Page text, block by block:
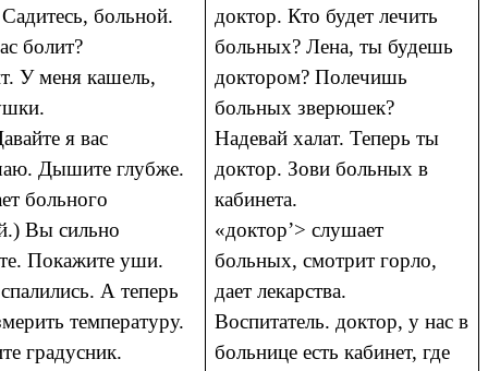
больной.
болит?
У меня кашель,
я вас
Дышите глубже.
больного
Вы сильно
Покажите уши.
А теперь
температуру.
градусник.
доктор. Кто будет лечить
больных? Лена, ты будешь
доктором? Полечишь
больных зверюшек?
Надевай халат. Теперь ты
доктор. Зови больных в
кабинета.
«доктор’> слушает
больных, смотрит горло,
дает лекарства.
Воспитатель. доктор, у нас в
больнице есть кабинет, где